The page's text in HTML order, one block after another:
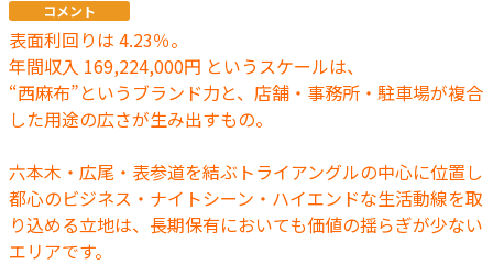
コメント
表面利回りは 4.23％。
年間収入 169,224,000円 というスケールは、
“西麻布”というブランド力と、店舗・事務所・駐車場が複合
した用途の広さが生み出すもの。
六本木・広尾・表参道を結ぶトライアングルの中心に位置し
都心のビジネス・ナイトシーン・ハイエンドな生活動線を取
り込める立地は、長期保有においても価値の揺らぎが少ない
エリアです。